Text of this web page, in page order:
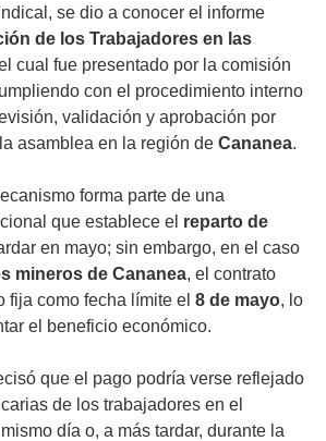
se dio a conocer el informe
de los Trabajadores en las
cual fue presentado por la comisión
con el procedimiento interno
validación y aprobación por
asamblea en la región de Cananea.
forma parte de una
que establece el reparto de
en mayo; sin embargo, en el caso
mineros de Cananea, el contrato
fija como fecha límite el 8 de mayo, lo
el beneficio económico.
que el pago podría verse reflejado
de los trabajadores en el
día o, a más tardar, durante la